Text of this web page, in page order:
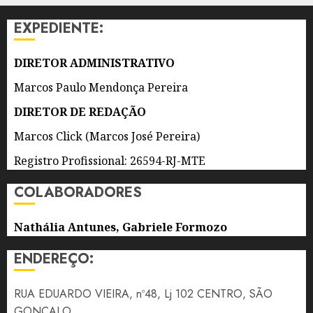
DE 2026
EXPEDIENTE:
DIRETOR ADMINISTRATIVO
Marcos Paulo Mendonça Pereira
DIRETOR DE REDAÇÃO
Marcos Click (Marcos José Pereira)
Registro Profissional: 26594-RJ-MTE
COLABORADORES
Nathália Antunes, Gabriele Formozo
ENDEREÇO:
RUA EDUARDO VIEIRA, nº48, Lj 102 CENTRO, SÃO